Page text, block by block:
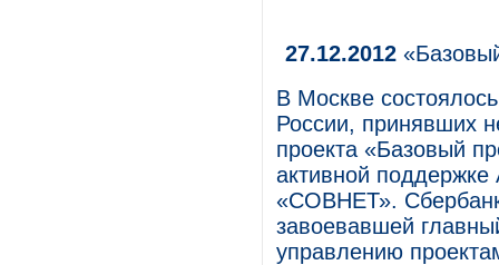
27.12.2012
В Москве
России, принявших
проекта «Базовый
активной
«СОВНЕТ».
завоевавшей
управлению